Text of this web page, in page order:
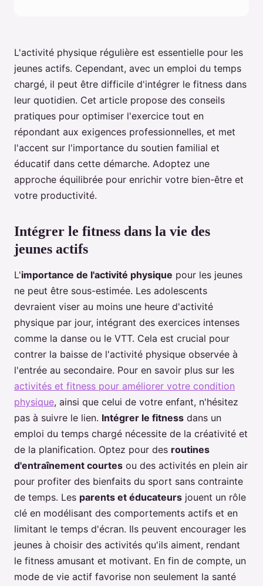
L'activité physique régulière est essentielle pour les
jeunes actifs. Cependant, avec un emploi du temps
chargé, il peut être difficile d'intégrer le fitness dans
leur quotidien. Cet article propose des conseils
pratiques pour optimiser l'exercice tout en
répondant aux exigences professionnelles, et met
l'accent sur l'importance du soutien familial et
éducatif dans cette démarche. Adoptez une
approche équilibrée pour enrichir votre bien-être et
votre productivité.
Intégrer le fitness dans la vie des
jeunes actifs
L'importance de l'activité physique pour les jeunes
ne peut être sous-estimée. Les adolescents
devraient viser au moins une heure d'activité
physique par jour, intégrant des exercices intenses
comme la danse ou le VTT. Cela est crucial pour
contrer la baisse de l'activité physique observée à
l'entrée au secondaire. Pour en savoir plus sur les
activités et fitness pour améliorer votre condition
physique, ainsi que celui de votre enfant, n'hésitez
pas à suivre le lien. Intégrer le fitness dans un
emploi du temps chargé nécessite de la créativité et
de la planification. Optez pour des routines
d'entraînement courtes ou des activités en plein air
pour profiter des bienfaits du sport sans contrainte
de temps. Les parents et éducateurs jouent un rôle
clé en modélisant des comportements actifs et en
limitant le temps d'écran. Ils peuvent encourager les
jeunes à choisir des activités qu'ils aiment, rendant
le fitness amusant et motivant. En fin de compte, un
mode de vie actif favorise non seulement la santé